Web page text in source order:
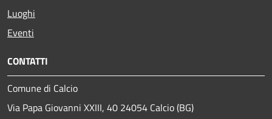
Luoghi
Eventi
CONTATTI
Comune di Calcio
Via Papa Giovanni XXIII, 40 24054 Calcio (BG)